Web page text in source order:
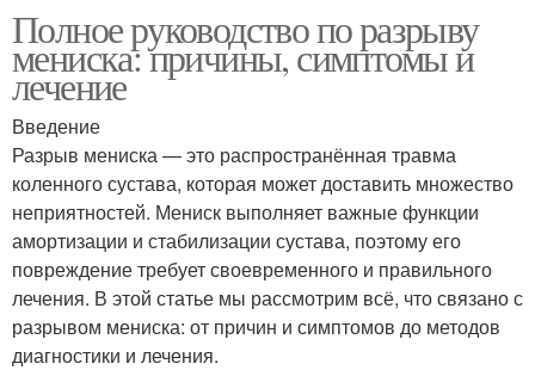
Полное руководство по разрыву
мениска: причины, симптомы и
лечение
Введение
Разрыв мениска — это распространённая травма
коленного сустава, которая может доставить множество
неприятностей. Мениск выполняет важные функции
амортизации и стабилизации сустава, поэтому его
повреждение требует своевременного и правильного
лечения. В этой статье мы рассмотрим всё, что связано с
разрывом мениска: от причин и симптомов до методов
диагностики и лечения.